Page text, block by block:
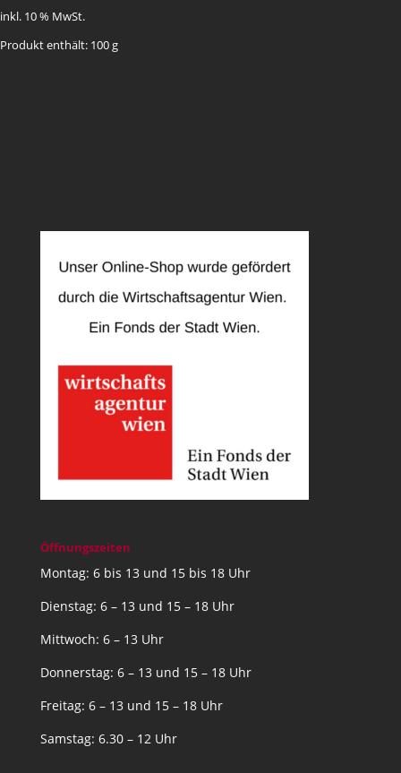
inkl. 10 % MwSt.
Produkt enthält: 100g
Öffnungszeiten
Montag: 6 bis 13 und 15 bis 18 Uhr
Dienstag: 6 – 13 und 15 – 18 Uhr
Mittwoch: 6 – 13 Uhr
Donnerstag: 6 – 13 und 15 – 18 Uhr
Freitag: 6 – 13 und 15 – 18 Uhr
Samstag: 6.30 – 12 Uhr